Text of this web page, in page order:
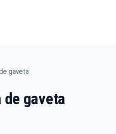
gaveta
de gaveta